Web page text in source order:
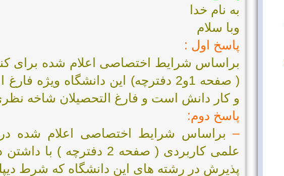
به نام خدا
وبا سلام
پاسخ اول :
( صفحه 1و2 دفترچه) این دانشگاه
و کار دانش است و فارغ التحصیلان شاخه
پاسخ دوم:
–براساس شرایط اختصاصی اعلام شده در
علمی کاربردی ( صفحه 2
پذیرش در رشته های این دانشگاه که شرط